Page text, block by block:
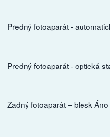
Predný fotoaparát -
Predný fotoaparát - optická
Zadný fotoaparát – blesk Áno